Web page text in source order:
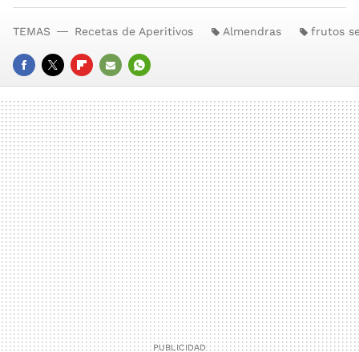
FACEBOOK
TWITTERFLIPBOARD
E-
MAIL
WHATSAPP
TEMAS Recetas de Aperitivos Almendras frutos